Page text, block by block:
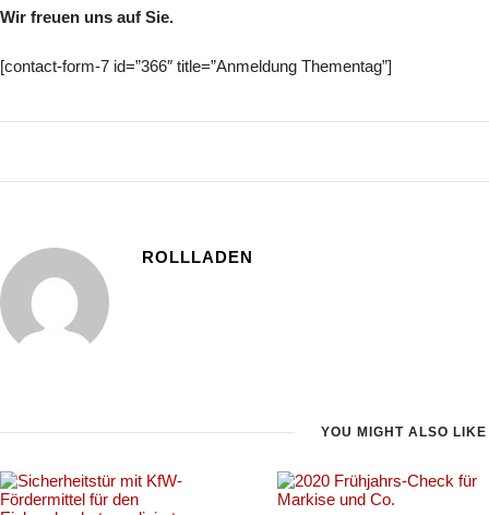
Wir freuen uns auf Sie.
[contact-form-7 id=”366″ title=”Anmeldung Thementag”]
ROLLLADEN
YOU MIGHT ALSO LIKE